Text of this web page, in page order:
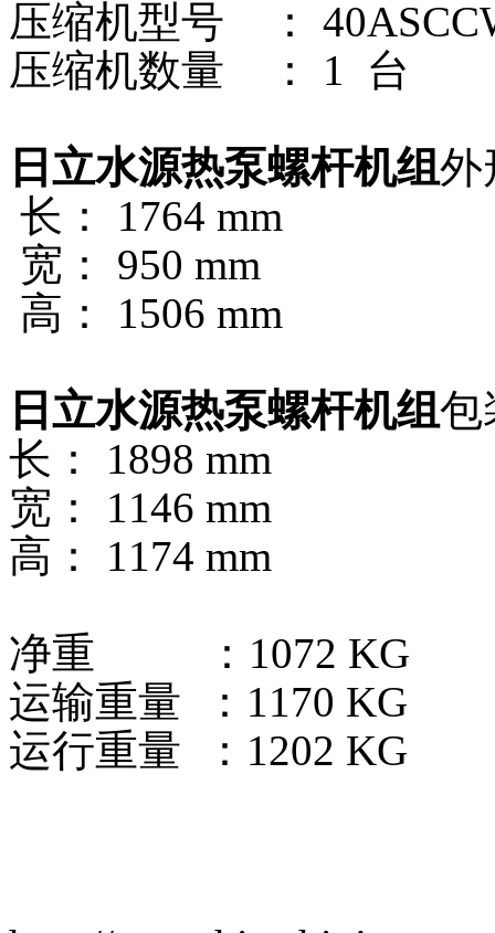
压缩机型号 ：
压缩机数量 ： 1 台
日立水源热泵螺杆机组外
长： 1764 mm
宽： 950 mm
高： 1506 mm
日立水源热泵螺杆机组包
长： 1898 mm
宽： 1146 mm
高： 1174 mm
净重 ：1072 KG
运输重量 ：1170 KG
运行重量 ：1202 KG